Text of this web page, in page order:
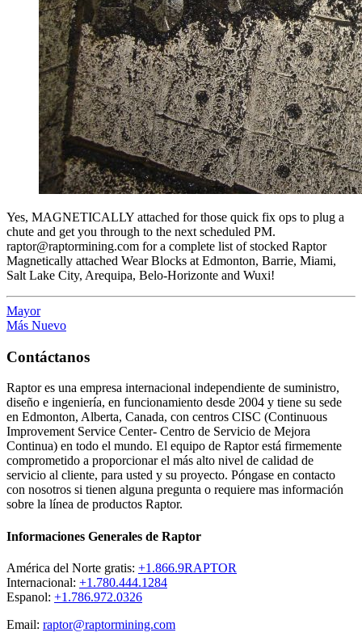
Yes, MAGNETICALLY attached for those quick fix ops to plug a
chute and get you through to the next scheduled PM.
raptor@raptormining.com for a complete list of stocked Raptor
Magnetically attached Wear Blocks at Edmonton, Barrie, Miami,
Salt Lake City, Arequipa, Belo-Horizonte and Wuxi!
Mayor
Más Nuevo
Contáctanos
Raptor es una empresa internacional independiente de suministro,
diseño e ingeniería, en funcionamiento desde 2004 y tiene su sede
en Edmonton, Alberta, Canada, con centros CISC (Continuous
Improvement Service Center- Centro de Servicio de Mejora
Continua) en todo el mundo. El equipo de Raptor está firmemente
comprometido a proporcionar el más alto nivel de calidad de
servicio al cliente, para usted y su proyecto. Póngase en contacto
con nosotros si tienen alguna pregunta o requiere mas información
sobre la línea de productos Raptor.
Informaciones Generales de Raptor
América del Norte gratis: +1.866.9RAPTOR
Internacional: +1.780.444.1284
Espanol: +1.786.972.0326
Email: raptor@raptormining.com